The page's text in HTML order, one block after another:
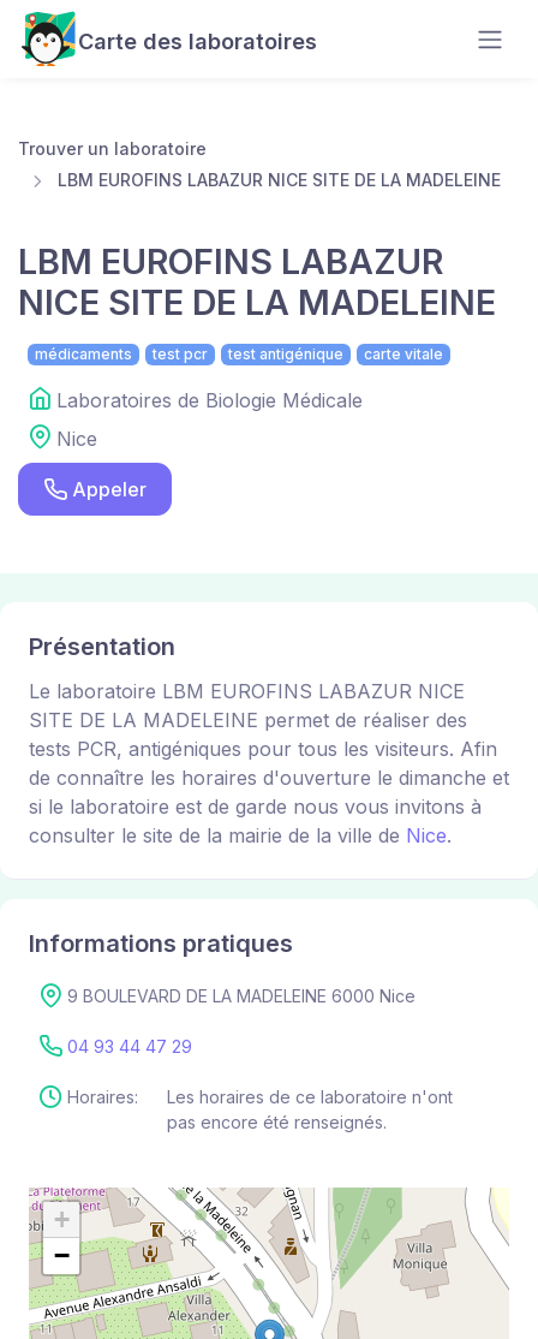
Carte des laboratoires
Trouver un laboratoire
LBM EUROFINS LABAZUR NICE SITE DE LA MADELEINE
LBM EUROFINS LABAZUR
NICE SITE DE LA MADELEINE
médicaments test pcr test antigénique carte vitale
Laboratoires de Biologie Médicale
Nice
Appeler
Présentation
Le laboratoire LBM EUROFINS LABAZUR NICE
SITE DE LA MADELEINE permet de réaliser des
tests PCR, antigéniques pour tous les visiteurs. Afin
de connaître les horaires d'ouverture le dimanche et
si le laboratoire est de garde nous vous invitons à
consulter le site de la mairie de la ville de Nice.
Informations pratiques
9 BOULEVARD DE LA MADELEINE 6000 Nice
04 93 44 47 29
Horaires:
Les horaires de ce laboratoire n'ont
pas encore été renseignés.
+
−